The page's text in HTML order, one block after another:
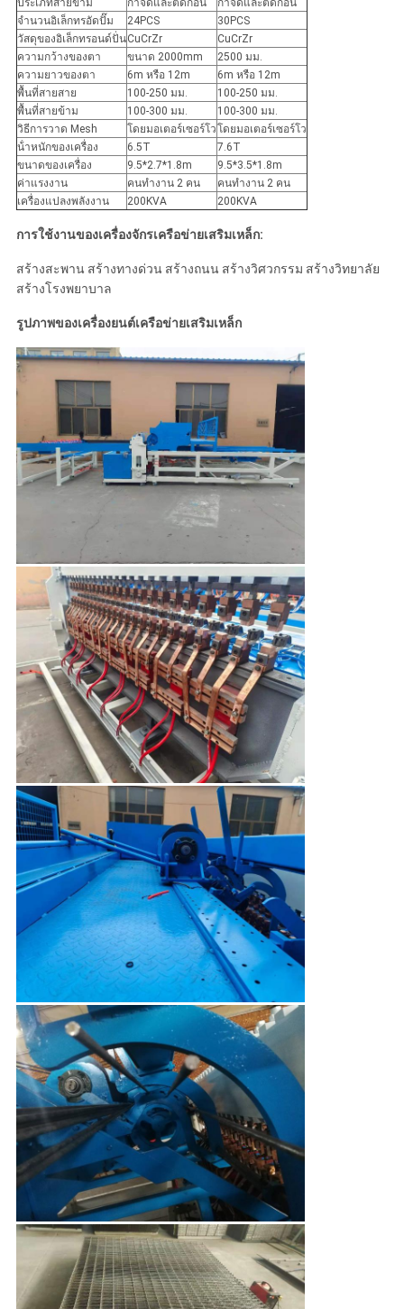
ประเภทสายข้าม กําจัดและตัดก่อน
กําจัดและตัดก่อน
จํานวนอิเล็กทรอัดปั๊ม
24PCS
30PCS
วัสดุของอิเล็กทรอนด์ปั่นCuCrZr
CuCrZr
ความกว้างของตา
ขนาด 2000mm
2500 มม.
ความยาวของตา
6m หรือ 12m
6m หรือ 12m
พื้นที่สายสาย
100-250 มม.
100-250 มม.
พื้นที่สายข้าม
100-300 มม.
100-300 มม.
วิธีการวาด Mesh
โดยมอเตอร์เซอร์โวโดยมอเตอร์เซอร์โว
น้ําหนักของเครื่อง
6.5T
7.6T
ขนาดของเครื่อง
9.5*2.7*1.8m
9.5*3.5*1.8m
ค่าแรงงาน
คนทํางาน 2 คน
คนทํางาน 2 คน
เครื่องแปลงพลังงาน
200KVA 200KVA
การใช้งานของเครื่องจักรเครือข่ายเสริมเหล็ก:
สร้างสะพาน สร้างทางด่วน สร้างถนน สร้างวิศวกรรม สร้างวิทยาลัย
สร้างโรงพยาบาล
รูปภาพของเครื่องยนต์เครือข่ายเสริมเหล็ก